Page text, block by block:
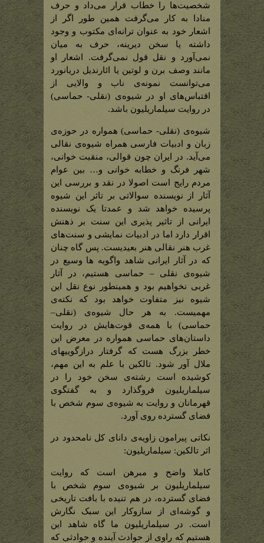
شخصیت‌ها را خطاب قرار می‌داد و حرف
منادا به کار می‌گرفت همین طور اگر از
اشعار خود به عنوان ترانه‌ای مکتوب و وجود
داشته یا سخن دیرینه، حرف به میان
نمی‌آورد و نقل قول نمی‌گرفت. اشعار او
مانند وصف برن و لوتین یا ائارندیل دریانورد
می‌توانست نمونه‌ی ناب و والایی از
اقتباس‌های او در شیوه‌ی (نقلی- حماسی)
در روایت سیلماریلیون باشد.
شیوه‌ی (نقلی- حماسی) همواره در حوزه‌ی
زبان و ادبیات فارسی همراه شیوه‌ی نقالی
می‌آید. در ایران چون قوالی، منقبت خوانی،
شهر فرنگ و خطابه خوانی و… بین عوام
مردم رایج است اصولا در نقد و بررسی این
آثار از نویسنده سوالاتی بر تاثر این شیوه
پرسیده خواهد شد و عمدتا یک نویسنده
ایرانی از تاثیر پذیری این سنت بر ذهنش
اقرار دارد اما در ادبیات نمایشی و سنت‌های
غرب هنر نقالی هنر بعیدیست. پس گاه چنان
که در آثار ایرانی شاهد واگویه ها وسیع در
شیوه‌ی نقلی – حماسی هستیم، در آثار
غربی نخواهیم بود و همینطور نوع نقل این
شیوه نیز متفاوت خواهد بود که نکته‌ی
مهمیست. به هر حال شیوه‌ی (نقلی–
حماسی) با همه‌ی قوت‌هایش در روایت
داستان‌های حماسی همواره در معرض این
خطر بزرگ هست که گرفتار درازگوییهای
ملال آور شود. تالکین با علم به این مهم،
کوشیده است رشته‌ی سخن خود را در
سیلماریلیون فروگذارد و به گفتگوی
قهرمانان و روایت به شیوه‌ی سوم شخص با
فضای گسترده روی آورد.
نکاتی پیرامون زاویه‌ی دانای کل نامحدود در
اثر تالکین: سیلماریلیون:
کاملا واضح و مبرهن است که روایت
سیلماریلیون بر شیوه‌ی سوم شخص با
فضای گسترده، در هم تنیده با بافت تاریخی
و گوشه‌ای از سازوکار این سبک نگارش
است. در سیلماریلیون ما گاه شاهد این
هستیم که راوی از حوادث آینده و حوادثی که